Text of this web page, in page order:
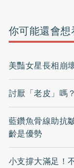
你可能還會想
美豔女星長相
討厭「老皮」嗎
藍鑽魚骨線助抗
齡是優勢
小支撐大滿足！